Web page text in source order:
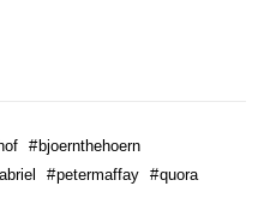
#bjoernthehoern
#petermaffay #quora